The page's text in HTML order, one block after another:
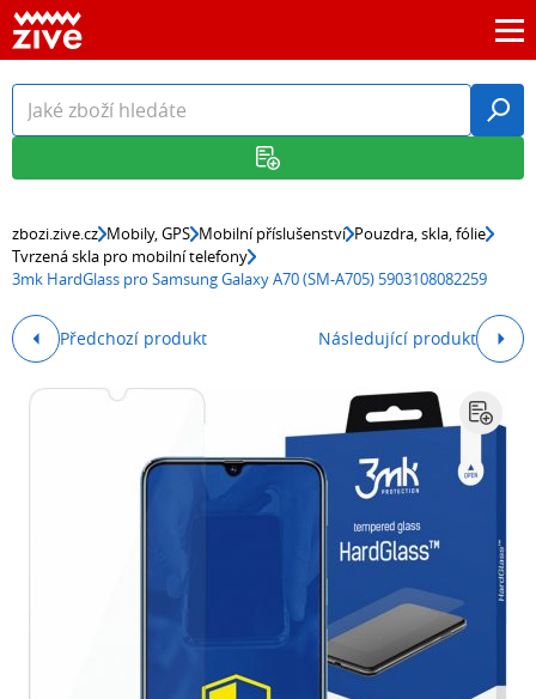
zbozi.zive.cz Mobily, GPS Mobilní příslušenství Pouzdra, skla, fólie
Tvrzená skla pro mobilní telefony
3mk HardGlass pro Samsung Galaxy A70 (SM-A705) 5903108082259
Předchozí produkt Následující produkt